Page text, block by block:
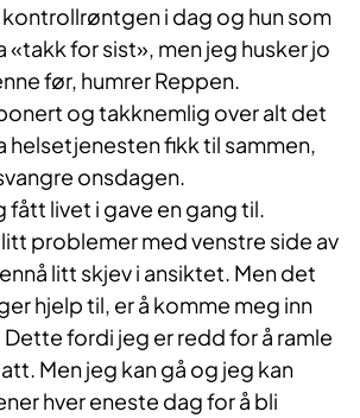
kontrollrøntgen i dag og hun som
for sist», men jeg husker jo
før, humrer Reppen.
og takknemlig over alt det
helsetjenesten fikk til sammen,
onsdagen.
fått livet i gave en gang til.
problemer med venstre side av
litt skjev i ansiktet. Men det
hjelp til, er å komme meg inn
Dette fordi jeg er redd for å ramle
Men jeg kan gå og jeg kan
hver eneste dag for å bli